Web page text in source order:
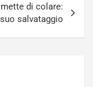
di colare:
salvataggio